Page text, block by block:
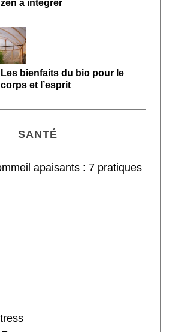
zen à intégrer
Les bienfaits du bio pour le
corps et l’esprit
SANTÉ